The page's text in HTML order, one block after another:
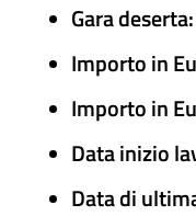
Gara deserta:
Importo in
Importo in
Data inizio
Data di